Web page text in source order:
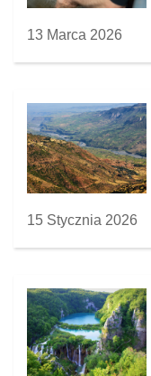
13 Marca 2026
15 Stycznia 2026